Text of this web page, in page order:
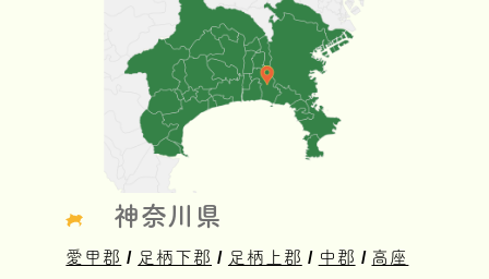
神奈川県
愛甲郡 / 足柄下郡 / 足柄上郡 / 中郡 / 高座